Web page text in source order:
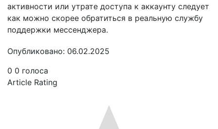
активности или утрате доступа к аккаунту следует
как можно скорее обратиться в реальную службу
поддержки мессенджера.
Опубликовано: 06.02.2025
0 0 голоса
Article Rating